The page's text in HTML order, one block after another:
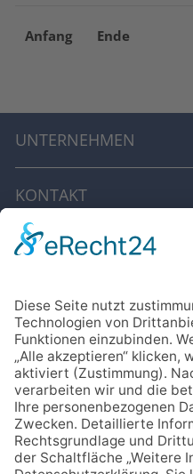
Anfang Ende
UNTERNEHMEN
KONTAKT
IMPRESSUM
DATENSCHUTZ
CODE OF CONDUCT
Cookie-Einstellungen
SOCIAL MEDIA